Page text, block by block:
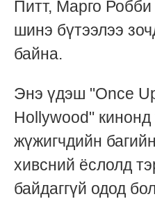
Питт, Марго
шинэ бүтээлээ
байна.
Энэ үдэш "Once
Hollywood" кинонд
жүжигчдийн
хивсний ёслолд
байдаггүй одод